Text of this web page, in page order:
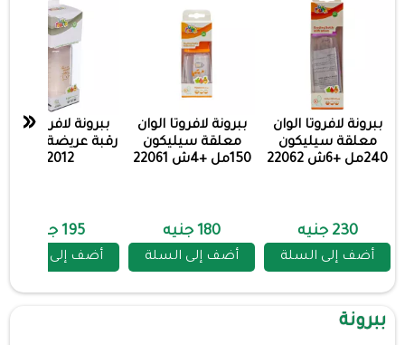
ببرونة لافروتا الوان
معلقة سيليكون
240مل +6ش 22062
230 جنيه
أضف إلى السلة
ببرونة لافروتا الوان
معلقة سيليكون
150مل +4ش 22061
180 جنيه
أضف إلى السلة
ببرونة لافروتا زجاج
22012
195 جنيه
أضف إلى السلة
«
ببرونة